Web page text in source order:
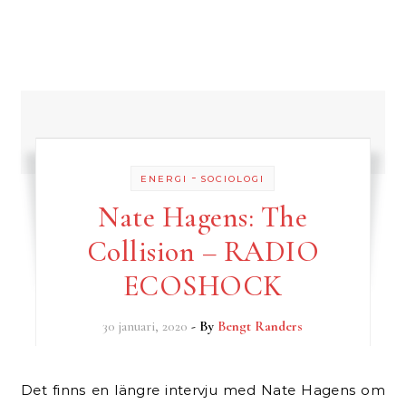
ENERGI - SOCIOLOGI
Nate Hagens: The
Collision – RADIO
ECOSHOCK
30 januari, 2020 - By Bengt Randers
Det finns en längre intervju med Nate Hagens om